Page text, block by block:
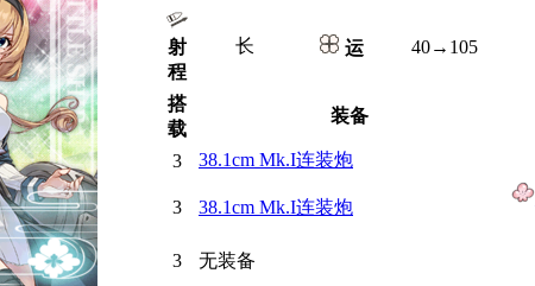
射
程
长 运 40→105
搭
载
装备
3 38.1cm Mk.I连装炮
3 38.1cm Mk.I连装炮
3
无装备